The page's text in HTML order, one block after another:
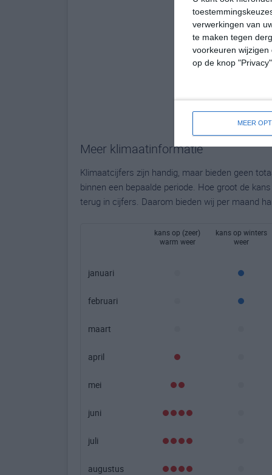
verwerkingen van
te maken tegen
voorkeuren
op de knop
MEER
Meer klimaatinformatie
Klimaatcijfers zijn handig, maar bieden geen
binnen een bepaalde periode. Hoe groot de
terug in cijfers. Daarom bieden wij per maand
kans op (zeer)
warm weer
kans op winters
weer
januari
februari
maart
april
mei
juni
juli
augustus